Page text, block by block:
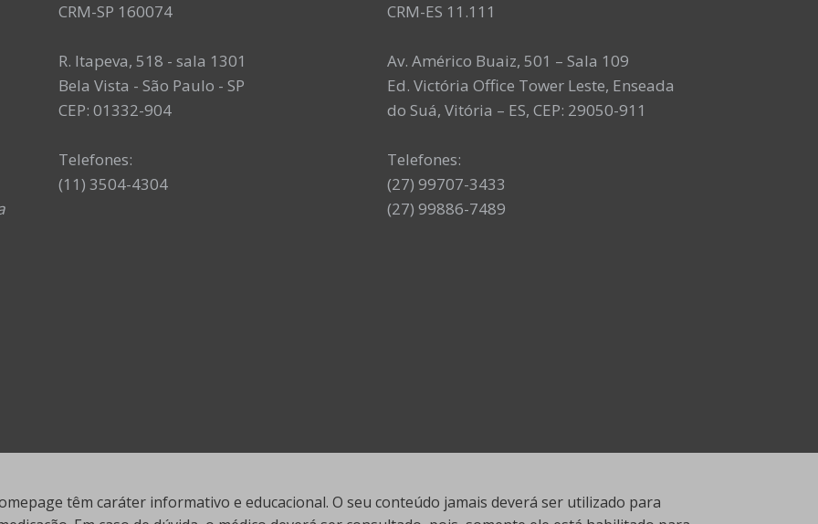
CRM-SP 160074
R. Itapeva, 518 - sala 1301
Bela Vista - São Paulo - SP
CEP: 01332-904
Telefones:
(11) 3504-4304
CRM-ES 11.111
Av. Américo Buaiz, 501 – Sala 109
Ed. Victória Office Tower Leste, Enseada
do Suá, Vitória – ES, CEP: 29050-911
Telefones:
(27) 99707-3433
(27) 99886-7489
têm caráter informativo e educacional. O seu conteúdo jamais deverá ser utilizado para